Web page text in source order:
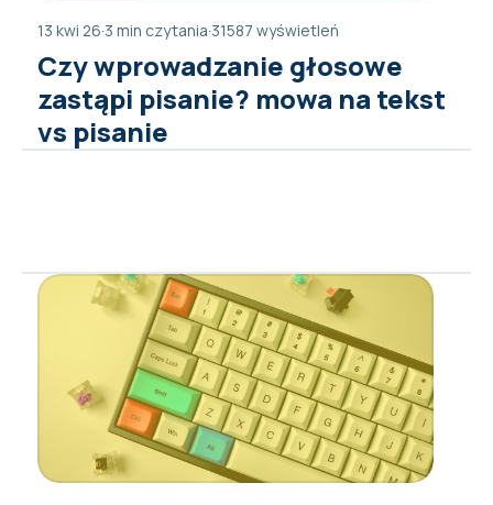
13 kwi 26·3 min czytania·31587 wyświetleń
Czy wprowadzanie głosowe
zastąpi pisanie? mowa na tekst
vs pisanie